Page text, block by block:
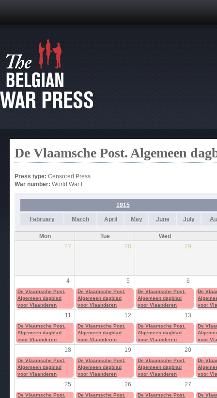
De Vlaamsche Post. Algemeen
Press type: Censored Press
War number: World War I
1915
February March April May June July
Mon Tue
Wed
27
28 29
4 5 6
De Vlaamsche Post.
Algemeen dagblad
voor Vlaanderen
De Vlaamsche Post.
Algemeen dagblad
voor Vlaanderen
De Vlaamsche Post.
Algemeen dagblad
voor Vlaanderen
De
voor
11 12 13
De Vlaamsche Post.
Algemeen dagblad
voor Vlaanderen
De Vlaamsche Post.
Algemeen dagblad
voor Vlaanderen
De Vlaamsche Post.
Algemeen dagblad
voor Vlaanderen
De
voor
18 19 20
De Vlaamsche Post.
Algemeen dagblad
voor Vlaanderen
De Vlaamsche Post.
Algemeen dagblad
voor Vlaanderen
De Vlaamsche Post.
Algemeen dagblad
voor Vlaanderen
De
voor
25 26 27
De Vlaamsche Post.
De Vlaamsche Post.
De Vlaamsche Post.
De